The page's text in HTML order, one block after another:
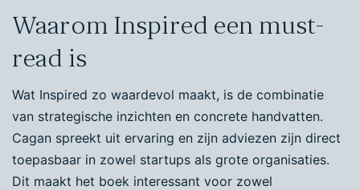
Waarom Inspired een must-
read is
Wat Inspired zo waardevol maakt, is de combinatie
van strategische inzichten en concrete handvatten.
Cagan spreekt uit ervaring en zijn adviezen zijn direct
toepasbaar in zowel startups als grote organisaties.
Dit maakt het boek interessant voor zowel